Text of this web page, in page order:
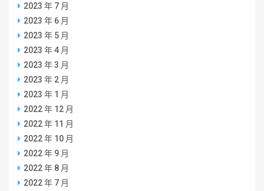
2023 年 7 月
2023 年 6 月
2023 年 5 月
2023 年 4 月
2023 年 3 月
2023 年 2 月
2023 年 1 月
2022 年 12 月
2022 年 11 月
2022 年 10 月
2022 年 9 月
2022 年 8 月
2022 年 7 月